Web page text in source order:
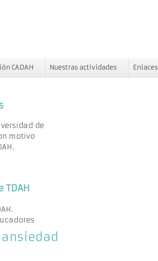
CADAH Nuestras actividades Enlaces
de
motivo
TDAH